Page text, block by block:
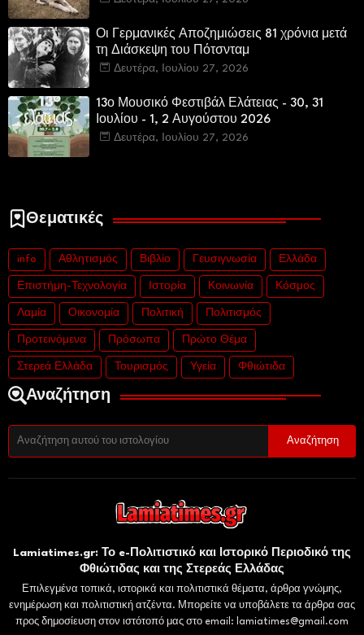
Οι Γερμανικές Αποζημιώσεις 81 χρόνια μετά
τη Διάσκεψη του Πότσνταμ
Δευτέρα, Ιουλίου 27, 2026
13ο Μουσικό Φεστιβάλ Ελάτειας - 30, 31
Ιουλίου - 1, 2 Αυγούστου 2026
Δευτέρα, Ιουλίου 27, 2026
Θεματικές
info Αθλητισμός Βιβλίο Γευσιγνωσία Ελλάδα
Επιστήμη-Τεχνολογία Ιστορία Κοινωνία Κόσμος
Λαμία Οικονομία Πολιτική Πολιτισμός
Προτεινόμενα Πρόσωπα Πρώτο Θέμα
Στερεά Ελλάδα Τουρισμός Υγεία Φθιώτιδα
Αναζήτηση
Lamiatimes.gr: Το e-Πολιτιστικό και Ιστορικό Περιοδικό της
Φθιώτιδας και της Στερεάς Ελλάδας
Επιλεγμένα τοπικά, ιστορικά και πολιτιστικά θέματα, άρθρα γνώμης,
ενημέρωση και πολιτιστική ατζέντα. Μπορείτε να υποβάλετε τα άρθρα σας
προς δημοσίευση στον ιστότοπό μας στο email: lamiatimes@gmail.com